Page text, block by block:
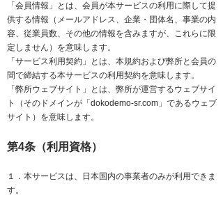
「会員情報」とは、会員が本サービスの利用に際して提
供する情報（メールアドレス、企業・団体名、事業の内
容、従業員数、その他の情報を含みますが、これらに限
定しません）を意味します。
「サービス利用契約」とは、本規約および弊所と会員の
間で締結する本サービスの利用契約を意味します。
「弊所ウェブサイト」とは、弊所が運営するウェブサイ
ト（そのドメインが「dokodemo-sr.com」であるウェブ
サイト）を意味します。
第4条（利用資格）
１．本サービスは、日本国内の事業者のみが利用できま
す。